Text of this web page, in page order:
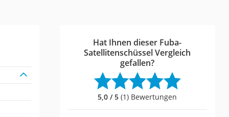
Hat Ihnen dieser Fuba-
Satellitenschüssel Vergleich
gefallen?
5,0 / 5 (1) Bewertungen